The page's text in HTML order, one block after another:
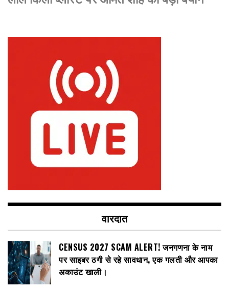
वारदात
CENSUS 2027 SCAM ALERT! जनगणना के नाम
पर साइबर ठगी से रहे सावधान, एक गलती और आपका
अकाउंट खाली।